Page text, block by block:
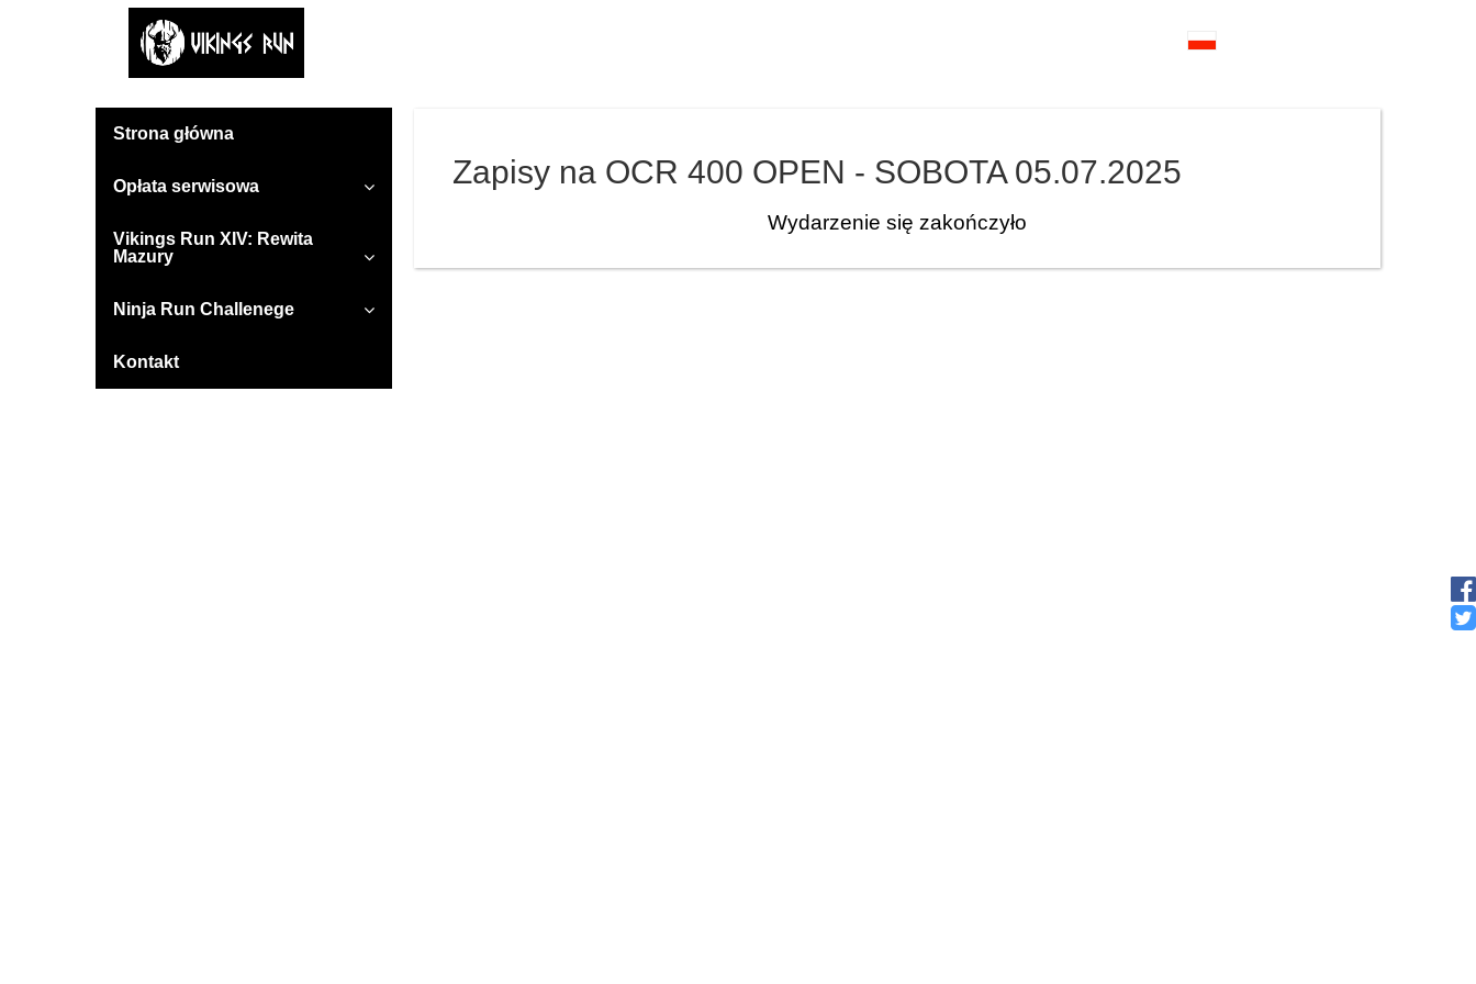
Strona główna
Opłata serwisowa
Vikings Run XIV: Rewita
Mazury
Ninja Run Challenege
Kontakt
Zapisy na OCR 400 OPEN - SOBOTA 05.07.2025
Wydarzenie się zakończyło